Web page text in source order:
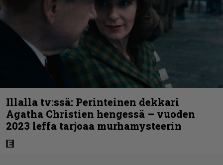
Illalla tv:ssä: Perinteinen dekkari
Agatha Christien hengessä – vuoden
2023 leffa tarjoaa murhamysteerin